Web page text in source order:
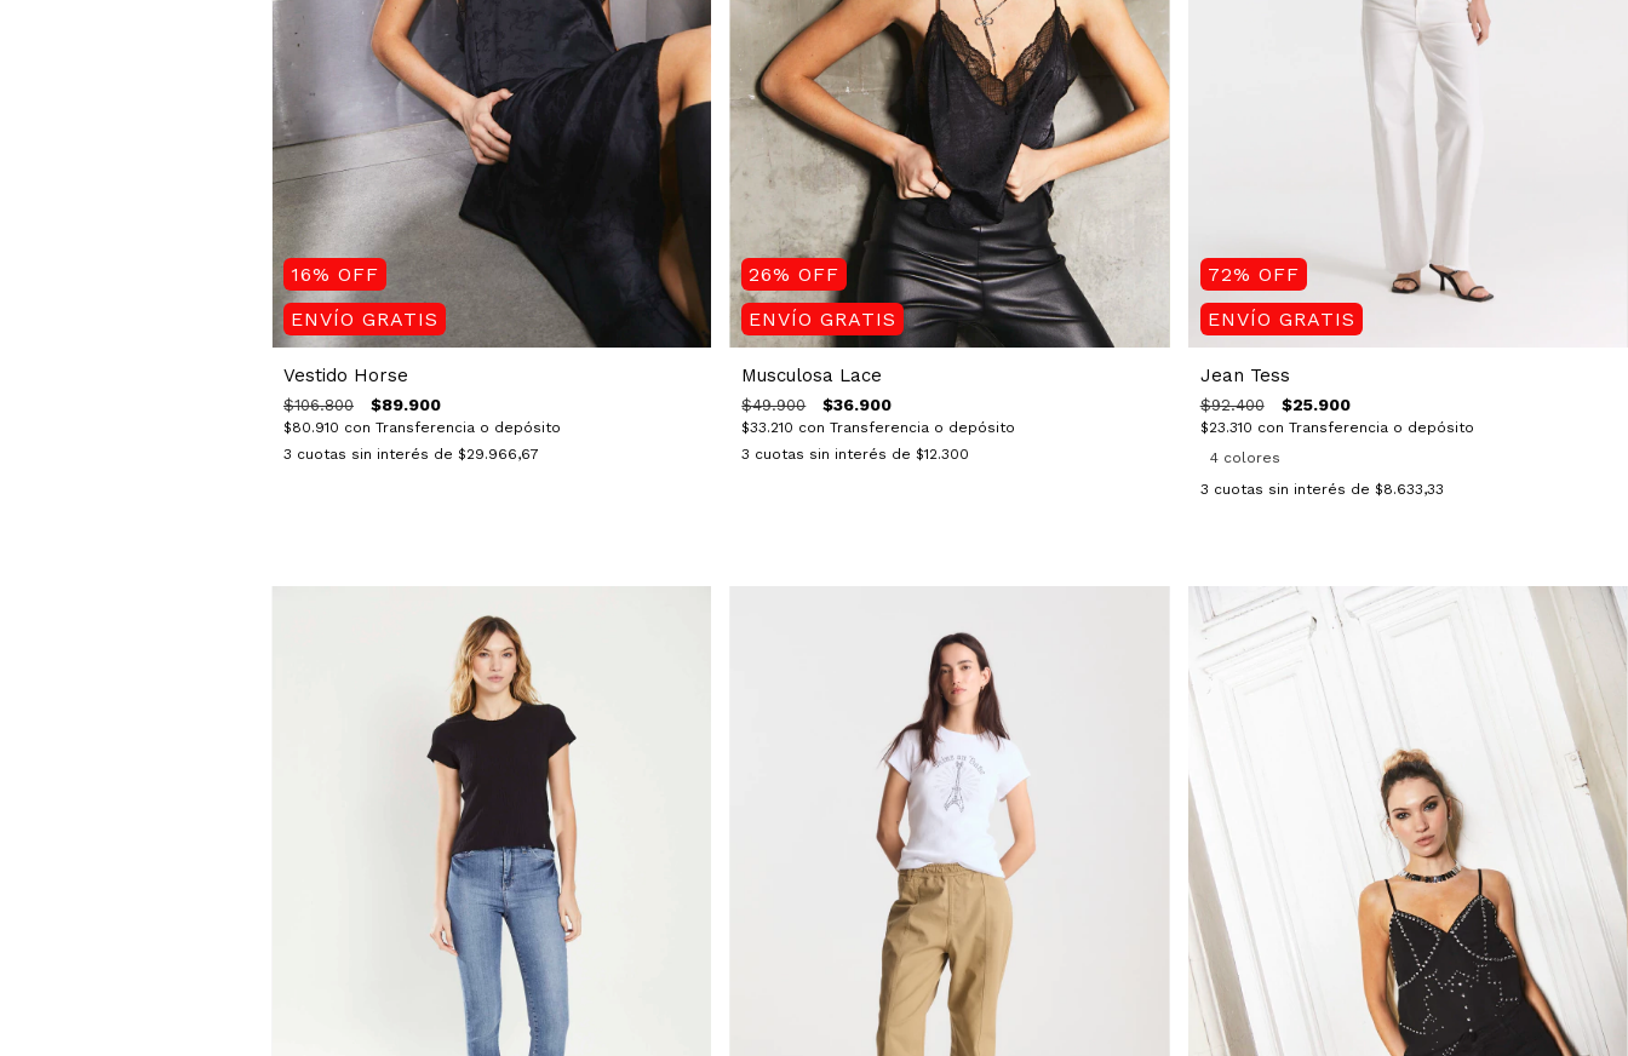
16% OFF
ENVÍO GRATIS
Vestido Horse
$106.800 $89.900
$80.910 con Transferencia o depósito
3 cuotas sin interés de $29.966,67
26%OFF
ENVÍO GRATIS
Musculosa Lace
$49.900 $36.900
$33.210 con Transferencia o depósito
3 cuotas sin interés de$12.300
72% OFF
ENVÍO GRATIS
Jean Tess
$92.400 $25.900
$23.310 con Transferencia o depósito
4 colores
3 cuotas sin interés de $8.633,33